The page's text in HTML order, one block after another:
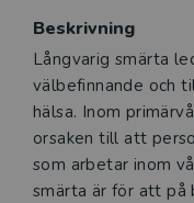
Beskrivning
Beskrivning
Långvarig smärta
välbefinnande och
hälsa. Inom
orsaken till att
som arbetar inom
smärta är för att på